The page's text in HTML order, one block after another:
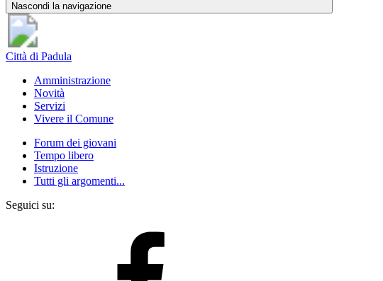
Nascondi la navigazione
Città di Padula
Amministrazione
Novità
Servizi
Vivere il Comune
Forum dei giovani
Tempo libero
Istruzione
Tutti gli argomenti...
Seguici su: